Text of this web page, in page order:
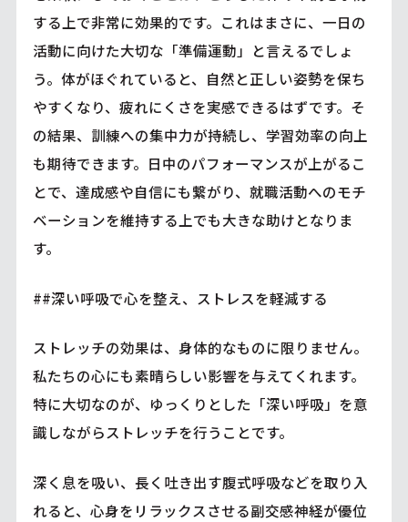
する上で非常に効果的です。これはまさに、一日の
活動に向けた大切な「準備運動」と言えるでしょ
う。体がほぐれていると、自然と正しい姿勢を保ち
やすくなり、疲れにくさを実感できるはずです。そ
の結果、訓練への集中力が持続し、学習効率の向上
も期待できます。日中のパフォーマンスが上がるこ
とで、達成感や自信にも繋がり、就職活動へのモチ
ベーションを維持する上でも大きな助けとなりま
す。
##深い呼吸で心を整え、ストレスを軽減する
ストレッチの効果は、身体的なものに限りません。
私たちの心にも素晴らしい影響を与えてくれます。
特に大切なのが、ゆっくりとした「深い呼吸」を意
識しながらストレッチを行うことです。
深く息を吸い、長く吐き出す腹式呼吸などを取り入
れると、心身をリラックスさせる副交感神経が優位